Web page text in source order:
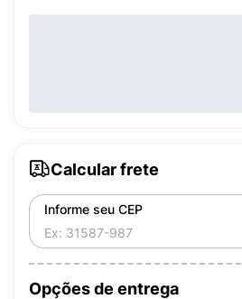
Calcular frete
Informe seu CEP
Opções de entrega